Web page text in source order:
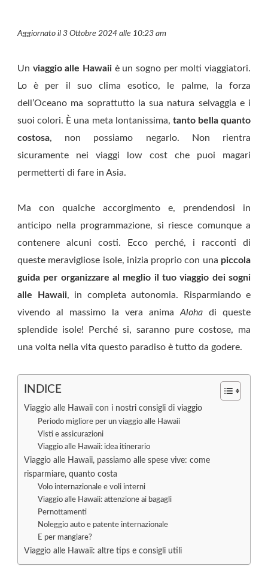
Aggiornato il 3 Ottobre 2024 alle 10:23 am
Un viaggio alle Hawaii è un sogno per molti viaggiatori.
Lo è per il suo clima esotico, le palme, la forza
dell’Oceano ma soprattutto la sua natura selvaggia e i
suoi colori. È una meta lontanissima, tanto bella quanto
costosa, non possiamo negarlo. Non rientra
sicuramente nei viaggi low cost che puoi magari
permetterti di fare in Asia.
Ma con qualche accorgimento e, prendendosi in
anticipo nella programmazione, si riesce comunque a
contenere alcuni costi. Ecco perché, i racconti di
queste meravigliose isole, inizia proprio con una piccola
guida per organizzare al meglio il tuo viaggio dei sogni
alle Hawaii, in completa autonomia. Risparmiando e
vivendo al massimo la vera anima Aloha di queste
splendide isole! Perché si, saranno pure costose, ma
una volta nella vita questo paradiso è tutto da godere.
INDICE
Viaggio alle Hawaii con i nostri consigli di viaggio
Periodo migliore per un viaggio alle Hawaii
Visti e assicurazioni
Viaggio alle Hawaii: idea itinerario
Viaggio alle Hawaii, passiamo alle spese vive: come
risparmiare, quanto costa
Volo internazionale e voli interni
Viaggio alle Hawaii: attenzione ai bagagli
Pernottamenti
Noleggio auto e patente internazionale
E per mangiare?
Viaggio alle Hawaii: altre tips e consigli utili